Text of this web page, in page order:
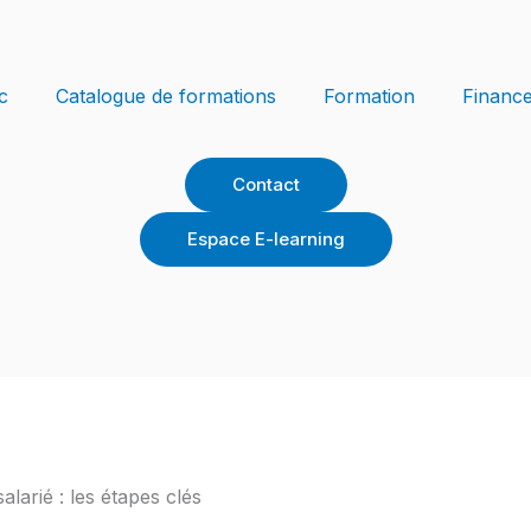
Catalogue de formations Formation
Contact
Espace E-learning